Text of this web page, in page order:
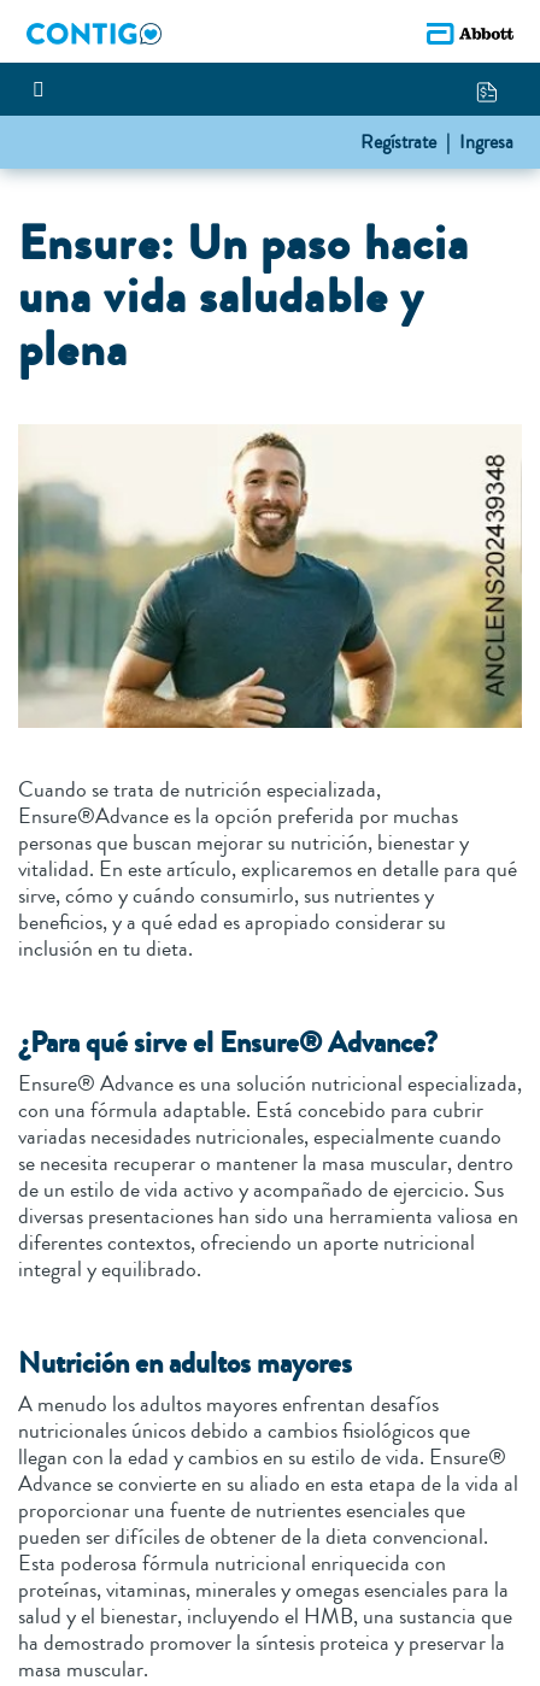
Regístrate | Ingresa
Ensure: Un paso hacia
una vida saludable y
plena
Cuando se trata de nutrición especializada,
Ensure®Advance es la opción preferida por muchas
personas que buscan mejorar su nutrición, bienestar y
vitalidad. En este artículo, explicaremos en detalle para qué
sirve, cómo y cuándo consumirlo, sus nutrientes y
beneficios, y a qué edad es apropiado considerar su
inclusión en tu dieta.
¿Para qué sirve el Ensure® Advance?
Ensure® Advance es una solución nutricional especializada,
con una fórmula adaptable. Está concebido para cubrir
variadas necesidades nutricionales, especialmente cuando
se necesita recuperar o mantener la masa muscular, dentro
de un estilo de vida activo y acompañado de ejercicio. Sus
diversas presentaciones han sido una herramienta valiosa en
diferentes contextos, ofreciendo un aporte nutricional
integral y equilibrado.
Nutrición en adultos mayores
A menudo los adultos mayores enfrentan desafíos
nutricionales únicos debido a cambios fisiológicos que
llegan con la edad y cambios en su estilo de vida. Ensure®
Advance se convierte en su aliado en esta etapa de la vida al
proporcionar una fuente de nutrientes esenciales que
pueden ser difíciles de obtener de la dieta convencional.
Esta poderosa fórmula nutricional enriquecida con
proteínas, vitaminas, minerales y omegas esenciales para la
salud y el bienestar, incluyendo el HMB, una sustancia que
ha demostrado promover la síntesis proteica y preservar la
masa muscular.